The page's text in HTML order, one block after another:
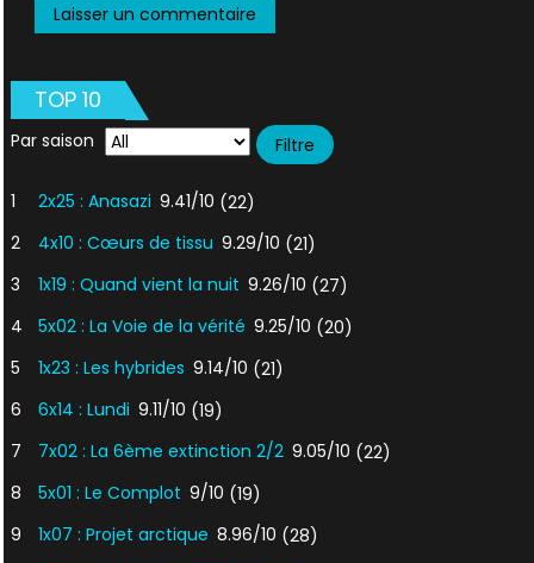
TOP 10
Par saison
1 2x25 : Anasazi 9.41/10 (22)
2
4x10 : Cœurs de tissu 9.29/10 (21)
3
1x19 : Quand vient la nuit 9.26/10 (27)
4
5x02 : La Voie de la vérité 9.25/10 (20)
5
1x23 : Les hybrides 9.14/10 (21)
6
6x14 : Lundi 9.11/10 (19)
7
7x02 : La 6ème extinction 2/2 9.05/10 (22)
8
5x01 : Le Complot 9/10 (19)
9
1x07 : Projet arctique 8.96/10 (28)